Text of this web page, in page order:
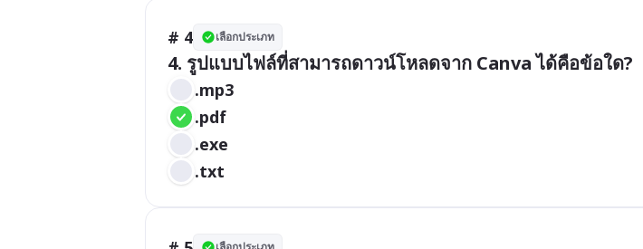
# 4 เลือกประเภท
4. รูปแบบไฟล์ที่สามารถดาวน์โหลดจาก Canva ได้คือข้อใด?
.mp3
.pdf
.exe
.txt